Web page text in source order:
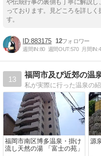
や伝統行事の裏側も丁寧に解説
っております。見どころを詳し
す。
883175 12
週間IN:80 週間OUT:570 月間IN:
13
福岡市及び近郊の温
私が実際に行った温泉の
福岡市南区博多温泉・掛け
流し天然の湯 「富士の苑」
源